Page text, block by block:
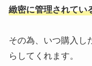
緻密に管理されてい
その為、いつ購入し
らしてくれます。